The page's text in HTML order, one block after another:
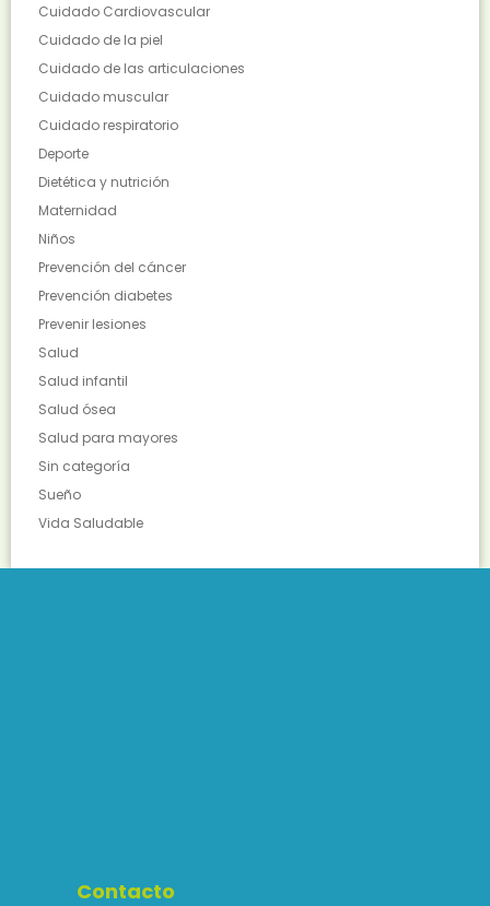
Cuidado Cardiovascular
Cuidado de la piel
Cuidado de las articulaciones
Cuidado muscular
Cuidado respiratorio
Deporte
Dietética y nutrición
Maternidad
Niños
Prevención del cáncer
Prevención diabetes
Prevenir lesiones
Salud
Salud infantil
Salud ósea
Salud para mayores
Sin categoría
Sueño
Vida Saludable
Contacto